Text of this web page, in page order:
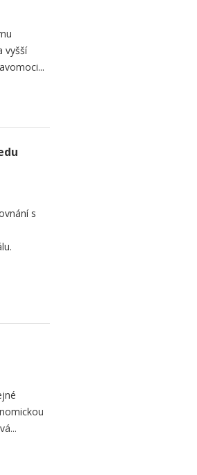
vyšší
s